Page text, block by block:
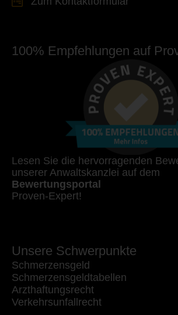
100% Empfehlungen auf
Lesen Sie die hervorragenden
unserer Anwaltskanzlei auf dem
Bewertungsportal
Proven-Expert!
Unsere Schwerpunkte
Schmerzensgeld
Schmerzensgeldtabellen
Arzthaftungsrecht
Verkehrsunfallrecht